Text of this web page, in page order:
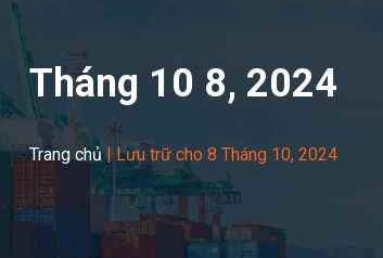
Tháng 10 8, 2024
Trang chủ|Lưu trữ cho 8 Tháng 10, 2024